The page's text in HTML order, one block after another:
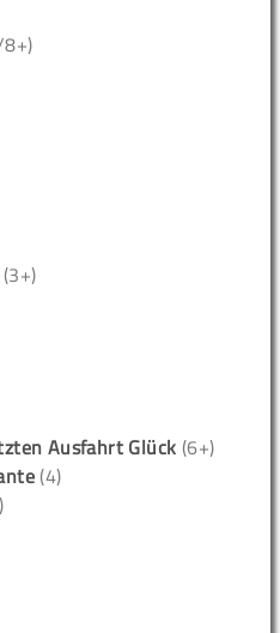
(3+)
Ausfahrt Glück (6+)
(4)